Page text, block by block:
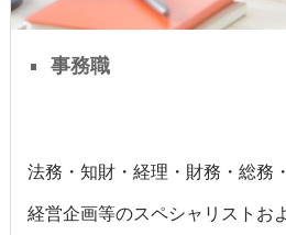
事務職
法務・知財・経理・財務・総務
経営企画等のスペシャリストお